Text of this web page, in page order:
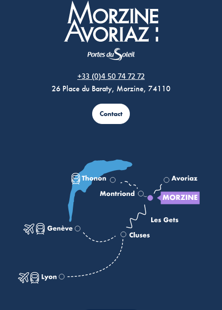
+33 (0)4 50 74 72 72
26 Place du Baraty, Morzine, 74110
Contact